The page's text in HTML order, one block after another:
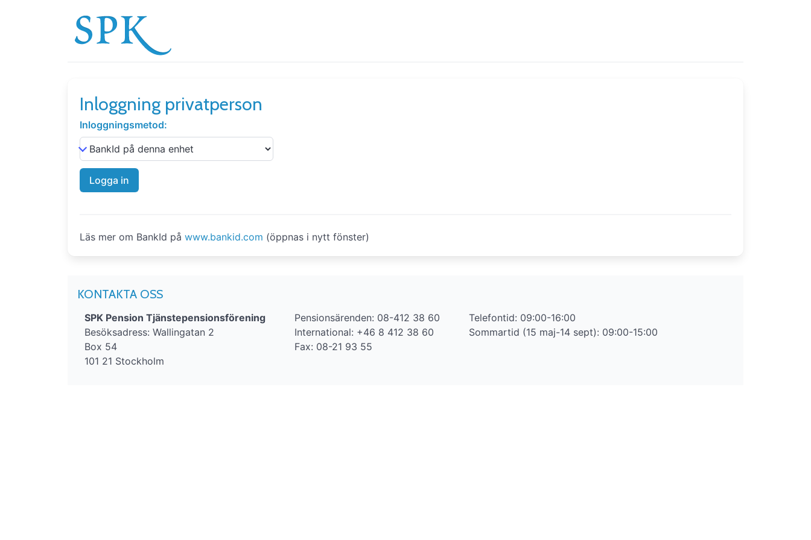
Inloggning privatperson
Inloggningsmetod:
Logga in
Läs mer om BankId på www.bankid.com (öppnas i nytt fönster)
KONTAKTA OSS
SPK Pension Tjänstepensionsförening
Besöksadress: Wallingatan 2
Box 54
101 21 Stockholm
Pensionsärenden: 08-412 38 60
International: +46 8 412 38 60
Fax: 08-21 93 55
Telefontid: 09:00-16:00
Sommartid (15 maj-14 sept): 09:00-15:00